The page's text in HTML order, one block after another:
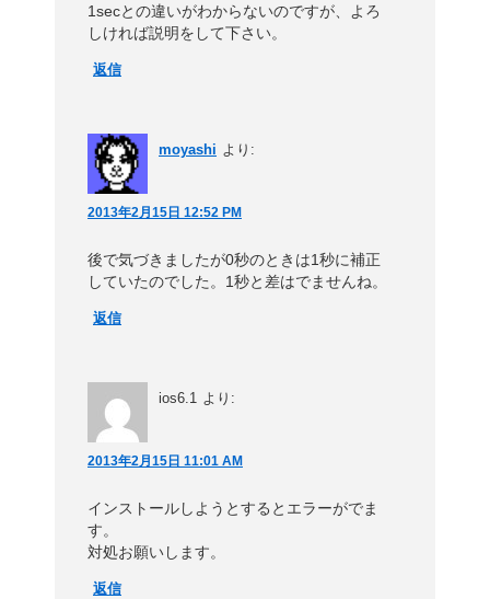
1secとの違いがわからないのですが、よろ
しければ説明をして下さい。
返信
moyashi より:
2013年2月15日 12:52 PM
後で気づきましたが0秒のときは1秒に補正
していたのでした。1秒と差はでませんね。
返信
ios6.1 より:
2013年2月15日 11:01 AM
インストールしようとするとエラーがでま
す。
対処お願いします。
返信